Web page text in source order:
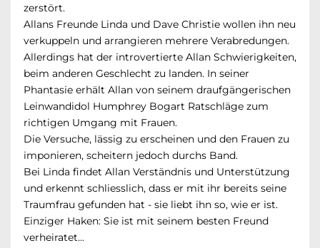
zerstört.
Allans Freunde Linda und Dave Christie wollen ihn neu
verkuppeln und arrangieren mehrere Verabredungen.
Allerdings hat der introvertierte Allan Schwierigkeiten,
beim anderen Geschlecht zu landen. In seiner
Phantasie erhält Allan von seinem draufgängerischen
Leinwandidol Humphrey Bogart Ratschläge zum
richtigen Umgang mit Frauen.
Die Versuche, lässig zu erscheinen und den Frauen zu
imponieren, scheitern jedoch durchs Band.
Bei Linda findet Allan Verständnis und Unterstützung
und erkennt schliesslich, dass er mit ihr bereits seine
Traumfrau gefunden hat - sie liebt ihn so, wie er ist.
Einziger Haken: Sie ist mit seinem besten Freund
verheiratet...